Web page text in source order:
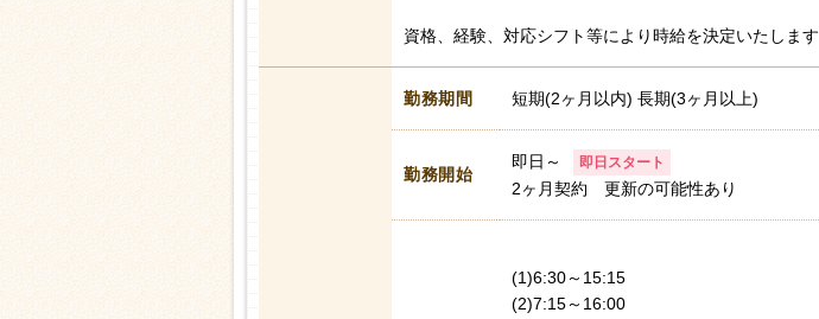
資格、経験、対応シフト等により時給を決定いたします
勤務期間 短期(2ヶ月以内) 長期(3ヶ月以上)
勤務開始
即日～ 即日スタート
2ヶ月契約 更新の可能性あり
(1)6:30～15:15
(2)7:15～16:00